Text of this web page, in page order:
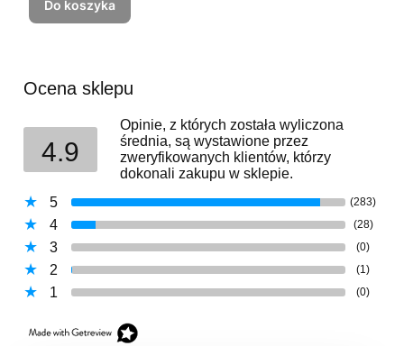
Do koszyka
Ocena sklepu
4.9
Opinie, z których została wyliczona
średnia, są wystawione przez
zweryfikowanych klientów, którzy
dokonali zakupu w sklepie.
5
(283)
4 (28)
3 (0)
2 (1)
1 (0)